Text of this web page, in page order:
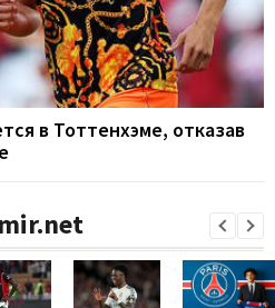
в Тоттенхэме, отказав